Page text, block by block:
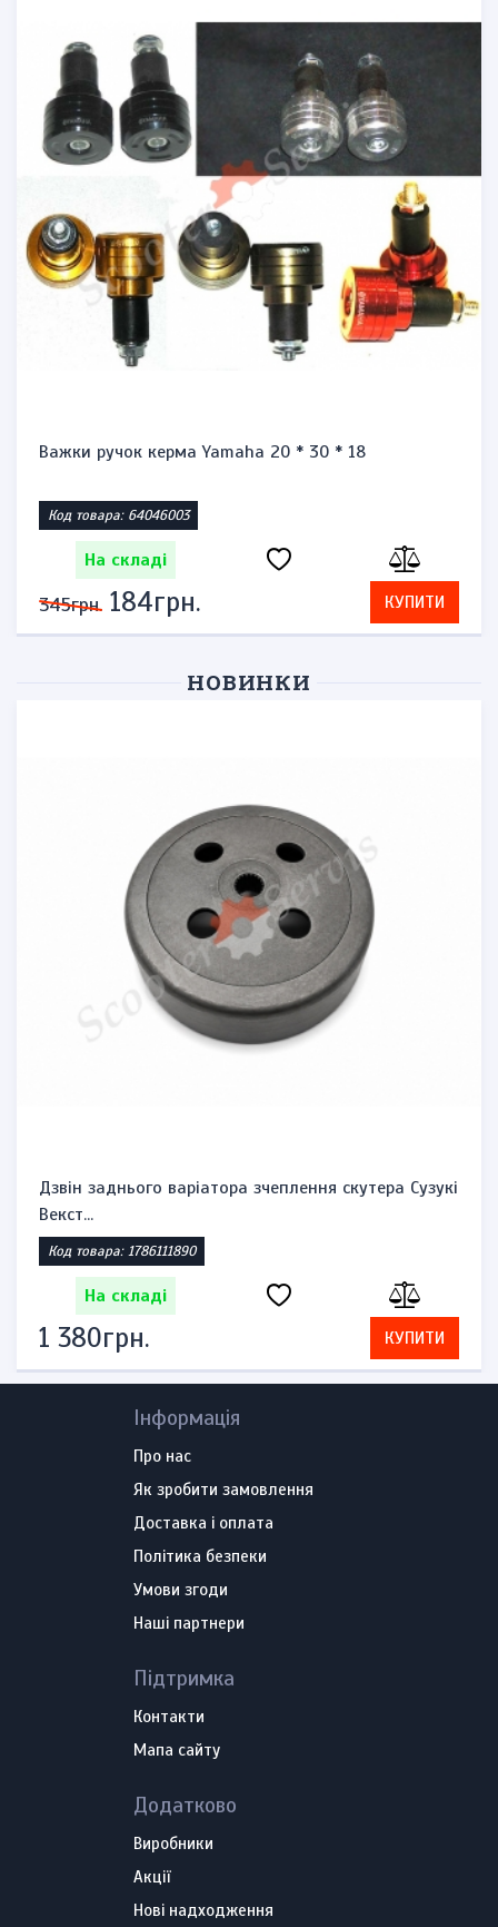
Важки ручок керма Yamaha 20 * 30 * 18
Код товара: 64046003
На складі
345грн. 184грн. КУПИТИ
НОВИНКИ
Дзвін заднього варіатора зчеплення скутера Сузукі
Векст...
Код товара: 1786111890
На складі
1 380грн. КУПИТИ
Інформація
Про нас
Як зробити замовлення
Доставка і оплата
Політика безпеки
Умови згоди
Наші партнери
Підтримка
Контакти
Мапа сайту
Додатково
Виробники
Акції
Нові надходження